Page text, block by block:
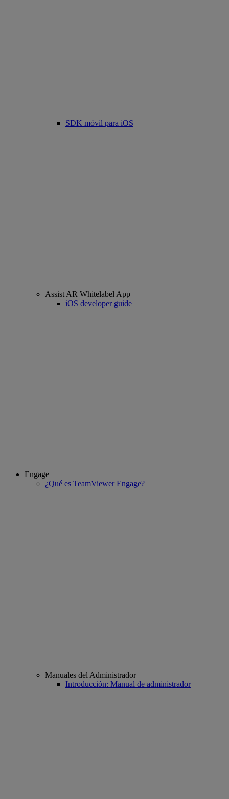
SDK móvil para iOS
Assist AR Whitelabel App
iOS developer guide
Engage
¿Qué es TeamViewer Engage?
Manuales del Administrador
Introducción: Manual de administrador